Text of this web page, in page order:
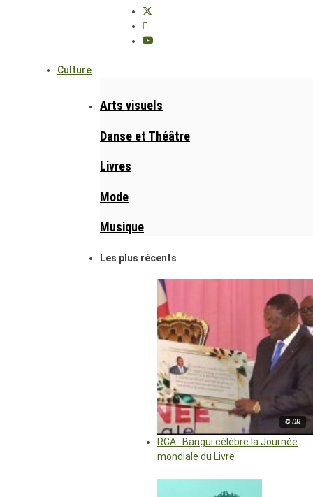
Culture
Arts visuels
Danse et Théâtre
Livres
Mode
Musique
Les plus récents
© DR
RCA : Bangui célèbre la Journée
mondiale du Livre